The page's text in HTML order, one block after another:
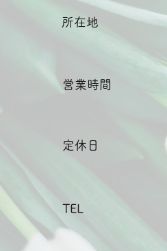
所在地
営業時間
定休日
TEL